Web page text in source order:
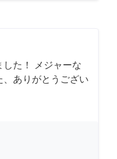
た！ メジャーな
、ありがとうござい